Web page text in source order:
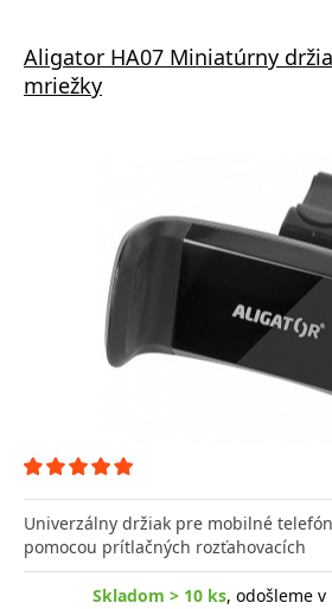
Aligator HA07 Miniatúrny
mriežky
Univerzálny držiak pre mobilné
pomocou prítlačných rozťahovacích
Skladom > 10 ks, odošleme